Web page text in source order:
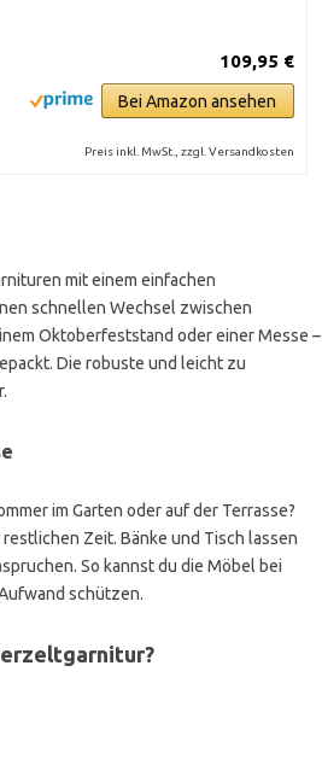
109,95 €
Bei Amazon ansehen
Preis inkl. MwSt., zzgl. Versandkosten
mit einem einfachen
schnellen Wechsel zwischen
Oktoberfeststand oder einer Messe –
Die robuste und leicht zu
im Garten oder auf der Terrasse?
Zeit. Bänke und Tisch lassen
So kannst du die Möbel bei
schützen.